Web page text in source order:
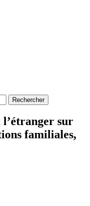
l’étranger sur
familiales,